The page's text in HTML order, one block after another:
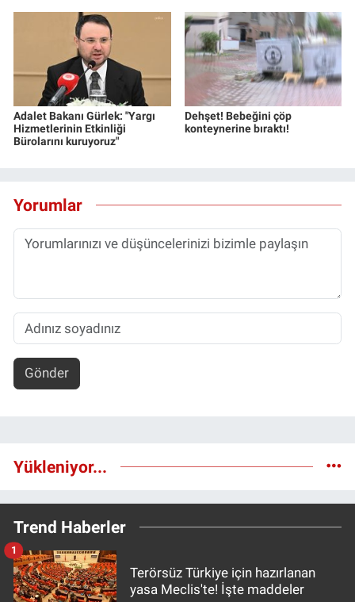
Adalet Bakanı Gürlek: "Yargı
Hizmetlerinin Etkinliği
Bürolarını kuruyoruz"
Dehşet! Bebeğini çöp
konteynerine bıraktı!
Yorumlar
Gönder
Yükleniyor...
Trend Haberler
Terörsüz Türkiye için hazırlanan
yasa Meclis'te! İşte maddeler
1